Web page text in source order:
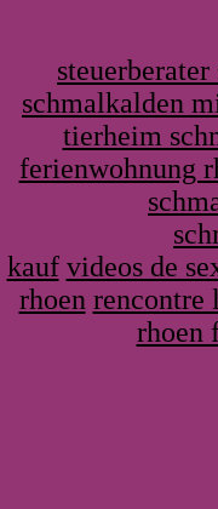
schmalkalden
tierheim
ferienwohnung
kauf videos de
rhoen rencontre
rhoen